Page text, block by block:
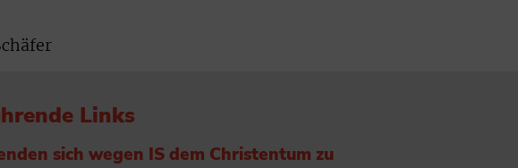
Links
sich wegen IS dem Christentum zu